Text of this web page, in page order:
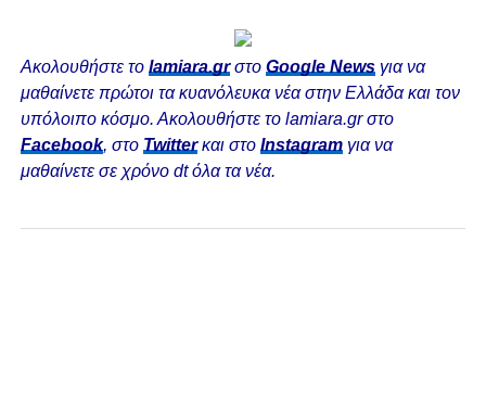
Ακολουθήστε το lamiara.grστο Google Newsγια να
μαθαίνετε πρώτοι τα κυανόλευκα νέα στην Ελλάδα και τον
υπόλοιπο κόσμο. Ακολουθήστε το lamiara.gr στο
Facebook, στο Twitterκαι στο Instagram για να
μαθαίνετε σε χρόνο dt όλα τα νέα.